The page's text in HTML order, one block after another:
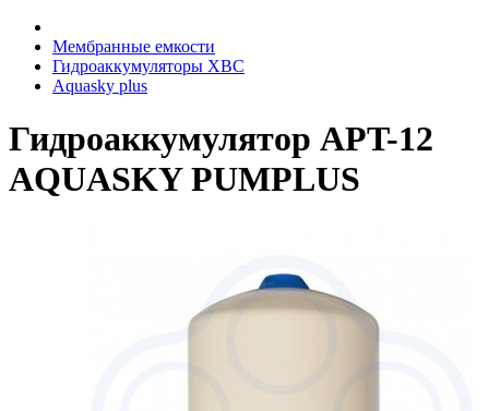
Мембранные емкости
Гидроаккумуляторы ХВС
Aquasky plus
Гидроаккумулятор APT-12
AQUASKY PUMPLUS